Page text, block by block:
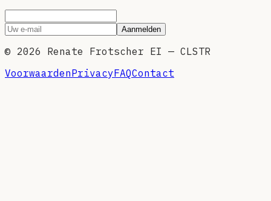
Aanmelden
© 2026 Renate Frotscher EI — CLSTR
VoorwaardenPrivacyFAQContact